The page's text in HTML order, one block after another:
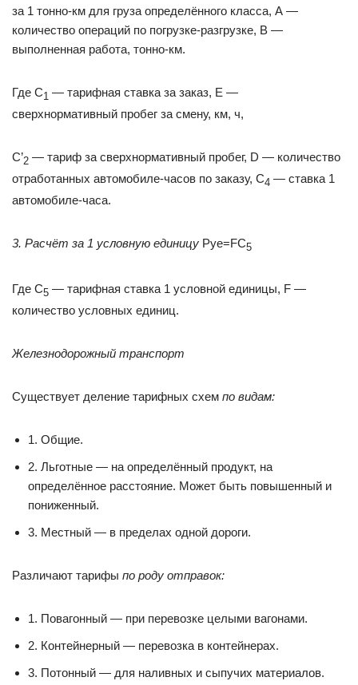
за 1 тонно-км для груза определённого класса, А —
количество операций по погрузке-разгрузке, В —
выполненная работа, тонно-км.
Где С1 — тарифная ставка за заказ, Е —
сверхнормативный пробег за смену, км, ч,
C’2 — тариф за сверхнормативный пробег, D — количество
отработанных автомобиле-часов по заказу, С4 — ставка 1
автомобиле-часа.
3. Расчёт за 1 условную единицу Руе=FC5
Где C5 — тарифная ставка 1 условной единицы, F —
количество условных единиц.
Железнодорожный транспорт
Существует деление тарифных схем по видам:
1. Общие.
2. Льготные — на определённый продукт, на
определённое расстояние. Может быть повышенный и
пониженный.
3. Местный — в пределах одной дороги.
Различают тарифы по роду отправок:
1. Повагонный — при перевозке целыми вагонами.
2. Контейнерный — перевозка в контейнерах.
3. Потонный — для наливных и сыпучих материалов.